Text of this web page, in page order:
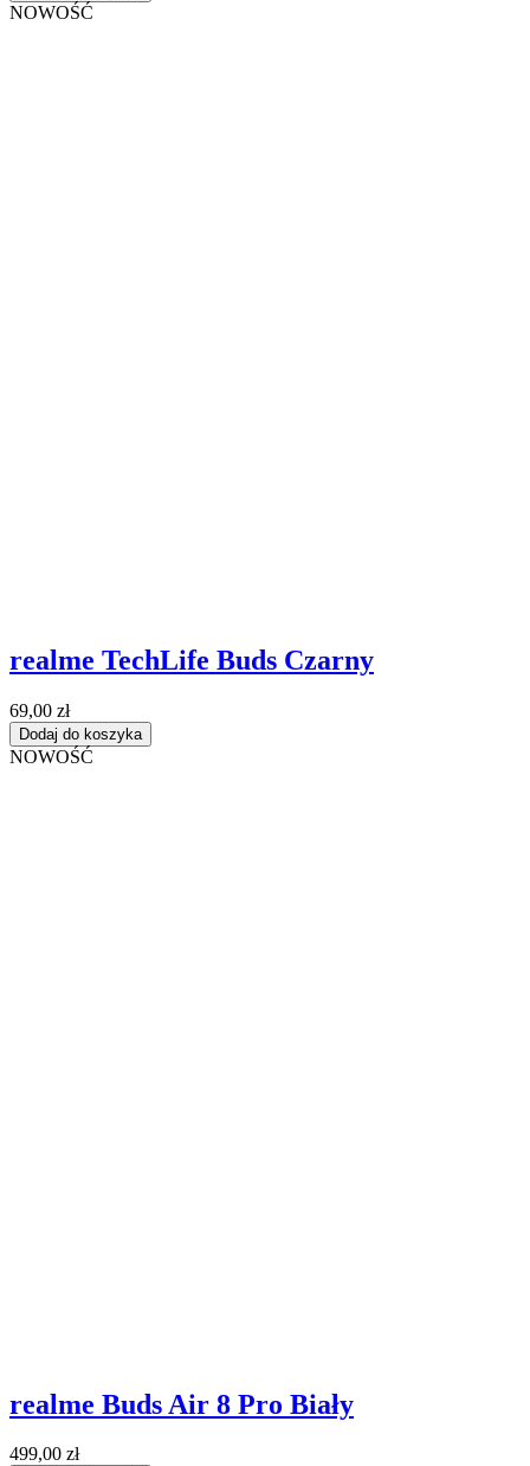
NOWOŚĆ
realme TechLife Buds Czarny
69,00 zł
Dodaj do koszyka
NOWOŚĆ
realme Buds Air 8 Pro Biały
499,00 zł